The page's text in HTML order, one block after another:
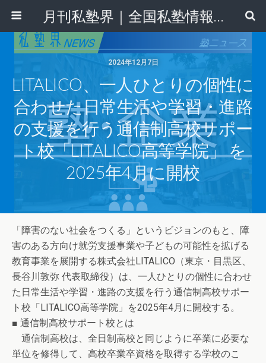
月刊私塾界｜全国私塾情報センター
2024年12月7日
LITALICO、一人ひとりの個性に
合わせた日常生活や学習・進路
の支援を行う通信制高校サポー
ト校「LITALICO高等学院」 を
2025年4月に開校
「障害のない社会をつくる」というビジョンのもと、障
害のある方向け就労支援事業や子どもの可能性を拡げる
教育事業を展開する株式会社LITALICO（東京・目黒区、
長谷川敦弥 代表取締役）は、一人ひとりの個性に合わせ
た日常生活や学習・進路の支援を行う通信制高校サポー
ト校「LITALICO高等学院」を2025年4月に開校する。
■ 通信制高校サポート校とは
通信制高校は、全日制高校と同じように卒業に必要な
単位を修得して、高校卒業卒資格を取得する学校のこ